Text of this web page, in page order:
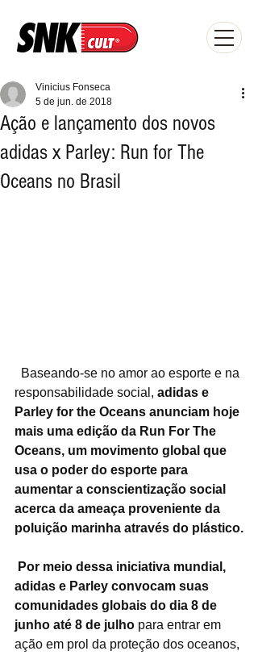
Ação e lançamento dos novos
adidas x Parley: Run for The
Oceans no Brasil
Vinicius Fonseca
5 de jun. de 2018
responsabilidade social, adidas e
Parley for the Oceans anunciam hoje
mais uma edição da Run For The
Oceans, um movimento global que
usa o poder do esporte para
aumentar a conscientização social
acerca da ameaça proveniente da
poluição marinha através do plástico.
Por meio dessa iniciativa mundial,
adidas e Parley convocam suas
comunidades globais do dia 8 de
junho até 8 de julho para entrar em
ação em prol da proteção dos oceanos,